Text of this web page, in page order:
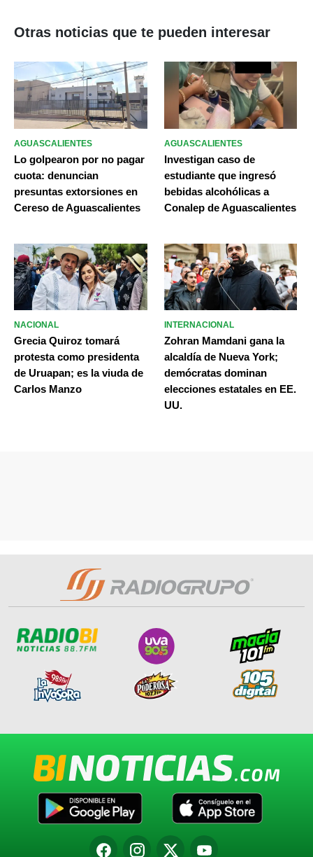
Otras noticias que te pueden interesar
AGUASCALIENTES
Lo golpearon por no pagar
cuota: denuncian
presuntas extorsiones en
Cereso de Aguascalientes
AGUASCALIENTES
Investigan caso de
estudiante que ingresó
bebidas alcohólicas a
Conalep de Aguascalientes
NACIONAL
Grecia Quiroz tomará
protesta como presidenta
de Uruapan; es la viuda de
Carlos Manzo
INTERNACIONAL
Zohran Mamdani gana la
alcaldía de Nueva York;
demócratas dominan
elecciones estatales en EE.
UU.